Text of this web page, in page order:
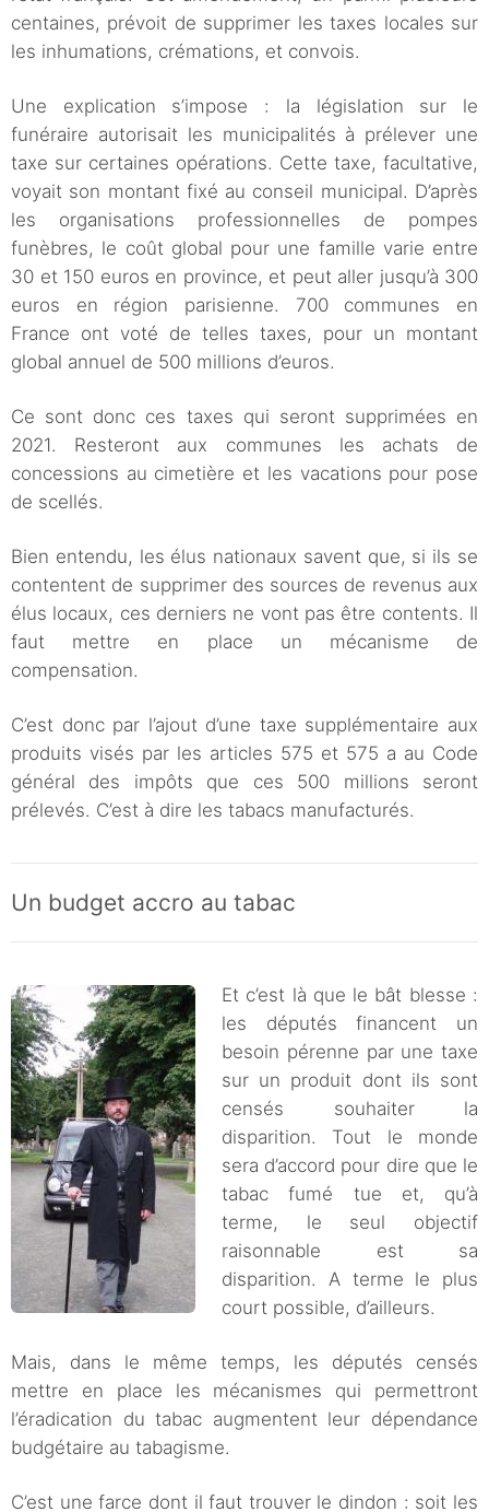
centaines, prévoit de supprimer les taxes locales sur
les inhumations, crémations, et convois.
Une explication s’impose : la législation sur le
funéraire autorisait les municipalités à prélever une
taxe sur certaines opérations. Cette taxe, facultative,
voyait son montant fixé au conseil municipal. D’après
les organisations professionnelles de pompes
funèbres, le coût global pour une famille varie entre
30 et 150 euros en province, et peut aller jusqu’à 300
euros en région parisienne. 700 communes en
France ont voté de telles taxes, pour un montant
global annuel de 500 millions d’euros.
Ce sont donc ces taxes qui seront supprimées en
2021. Resteront aux communes les achats de
concessions au cimetière et les vacations pour pose
de scellés.
Bien entendu, les élus nationaux savent que, si ils se
contentent de supprimer des sources de revenus aux
élus locaux, ces derniers ne vont pas être contents. Il
faut mettre en place un mécanisme de
compensation.
C’est donc par l’ajout d’une taxe supplémentaire aux
produits visés par les articles 575 et 575 a au Code
général des impôts que ces 500 millions seront
prélevés. C’est à dire les tabacs manufacturés.
Un budget accro au tabac
Et c’est là que le bât blesse :
les députés financent un
besoin pérenne par une taxe
sur un produit dont ils sont
censés souhaiter la
disparition. Tout le monde
sera d’accord pour dire que le
tabac fumé tue et, qu’à
terme, le seul objectif
raisonnable est sa
disparition. A terme le plus
court possible, d’ailleurs.
Mais, dans le même temps, les députés censés
mettre en place les mécanismes qui permettront
l’éradication du tabac augmentent leur dépendance
budgétaire au tabagisme.
C’est une farce dont il faut trouver le dindon : soit les